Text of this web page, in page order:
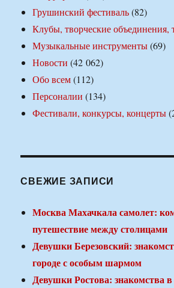
Грушинский фестиваль(82)
Клубы, творческие объединения,
Музыкальные инструменты(69)
Новости (42 062)
Обо всем(112)
Персоналии (134)
Фестивали, конкурсы, концерты
СВЕЖИЕ ЗАПИСИ
Москва Махачкала самолет:
путешествие между столицами
Девушки Березовский:
городе с особым шармом
Девушки Ростова: знакомства